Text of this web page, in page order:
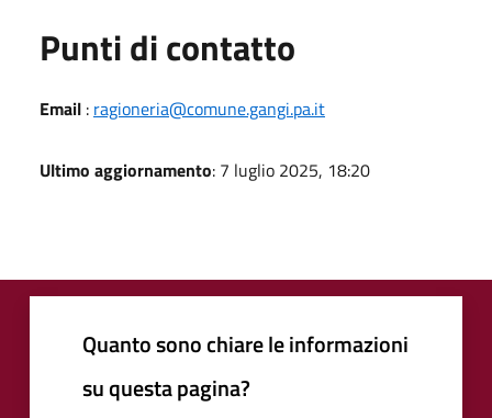
Punti di contatto
Email : ragioneria@comune.gangi.pa.it
Ultimo aggiornamento: 7 luglio 2025, 18:20
Quanto sono chiare le informazioni
su questa pagina?